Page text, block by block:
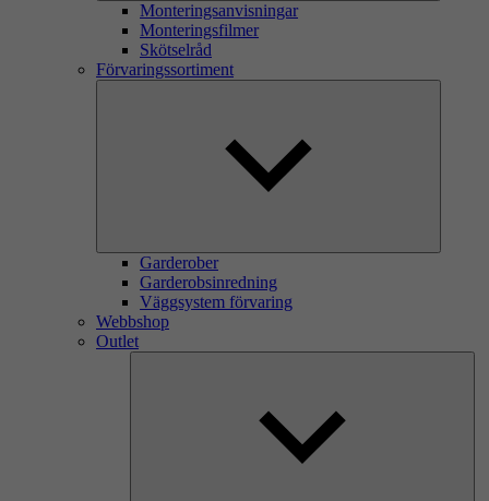
Monteringsanvisningar
Monteringsfilmer
Skötselråd
Förvaringssortiment
Garderober
Garderobsinredning
Väggsystem förvaring
Webbshop
Outlet